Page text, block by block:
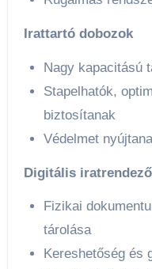
Irattartó dobozok
Nagy kapacitású
Stapelhatók,
biztosítanak
Védelmet
Digitális
Fizikai
tárolása
Kereshetőség és